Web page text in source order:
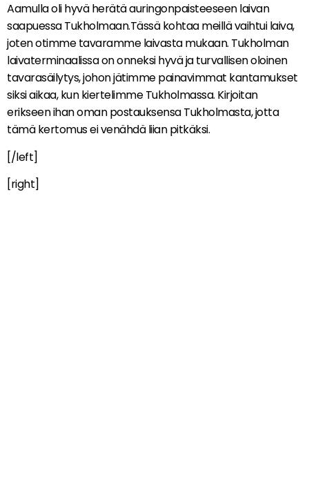
Aamulla oli hyvä herätä auringonpaisteeseen laivan
saapuessa Tukholmaan.Tässä kohtaa meillä vaihtui laiva,
joten otimme tavaramme laivasta mukaan. Tukholman
laivaterminaalissa on onneksi hyvä ja turvallisen oloinen
tavarasäilytys, johon jätimme painavimmat kantamukset
siksi aikaa, kun kiertelimme Tukholmassa. Kirjoitan
erikseen ihan oman postauksensa Tukholmasta, jotta
tämä kertomus ei venähdä liian pitkäksi.
[/left]
[right]